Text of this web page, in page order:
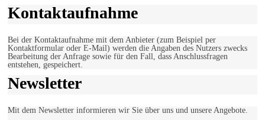
Kontaktaufnahme
Bei der Kontaktaufnahme mit dem Anbieter (zum Beispiel per
Kontaktformular oder E-Mail) werden die Angaben des Nutzers zwecks
Bearbeitung der Anfrage sowie für den Fall, dass Anschlussfragen
entstehen, gespeichert.
Newsletter
Mit dem Newsletter informieren wir Sie über uns und unsere Angebote.